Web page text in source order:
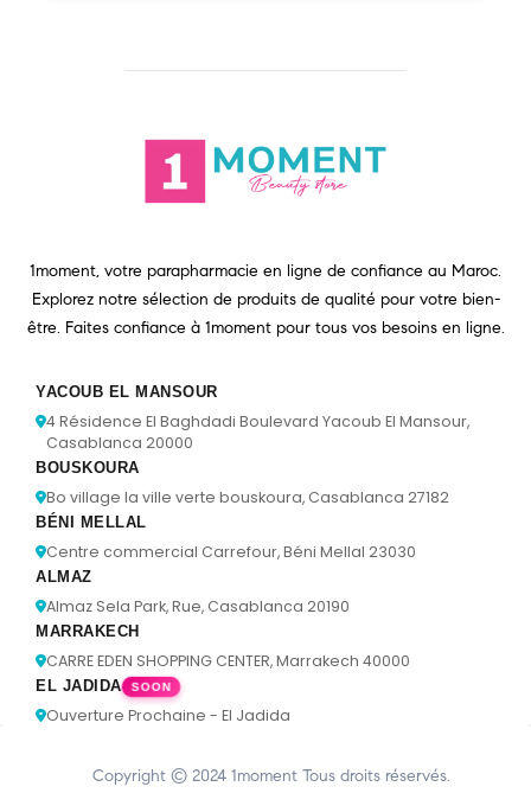
1moment, votre parapharmacie en ligne de confiance au Maroc.
Explorez notre sélection de produits de qualité pour votre bien-
être. Faites confiance à 1moment pour tous vos besoins en ligne.
YACOUB EL MANSOUR
4 Résidence El Baghdadi Boulevard Yacoub El Mansour,
Casablanca 20000
BOUSKOURA
Bo village la ville verte bouskoura, Casablanca 27182
BÉNI MELLAL
Centre commercial Carrefour, Béni Mellal 23030
ALMAZ
Almaz Sela Park, Rue, Casablanca 20190
MARRAKECH
CARRE EDEN SHOPPING CENTER, Marrakech 40000
EL JADIDA SOON
Ouverture Prochaine - El Jadida
Copyright © 2024 1moment Tous droits réservés.